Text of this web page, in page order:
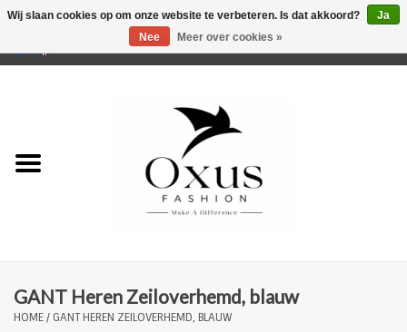
Merken
GANT Heren Zeiloverhemd, blauw
HOME/ GANT HEREN ZEILOVERHEMD, BLAUW
Wij slaan cookies op om onze website te verbeteren. Is dat akkoord?
Ja
Nee
Meer over cookies »